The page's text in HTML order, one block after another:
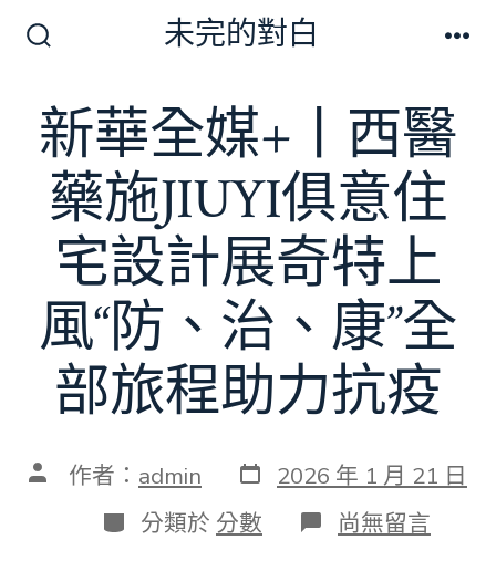
切
換
開
關
未完的對白
新華全媒+丨西醫
藥施JIUYI俱意住
宅設計展奇特上
風“防、治、康”全
部旅程助力抗疫
文 作者： admin 發
表
日
期
2026 年 1 月 21 日
分
類
分類於 分數 在
〈新
尚無留言